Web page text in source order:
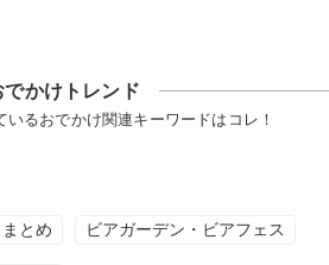
でかけトレンド
るおでかけ関連キーワードはコレ！
とめ ビアガーデン・ビアフェス